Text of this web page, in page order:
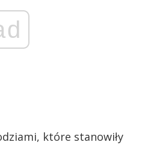
które stanowiły